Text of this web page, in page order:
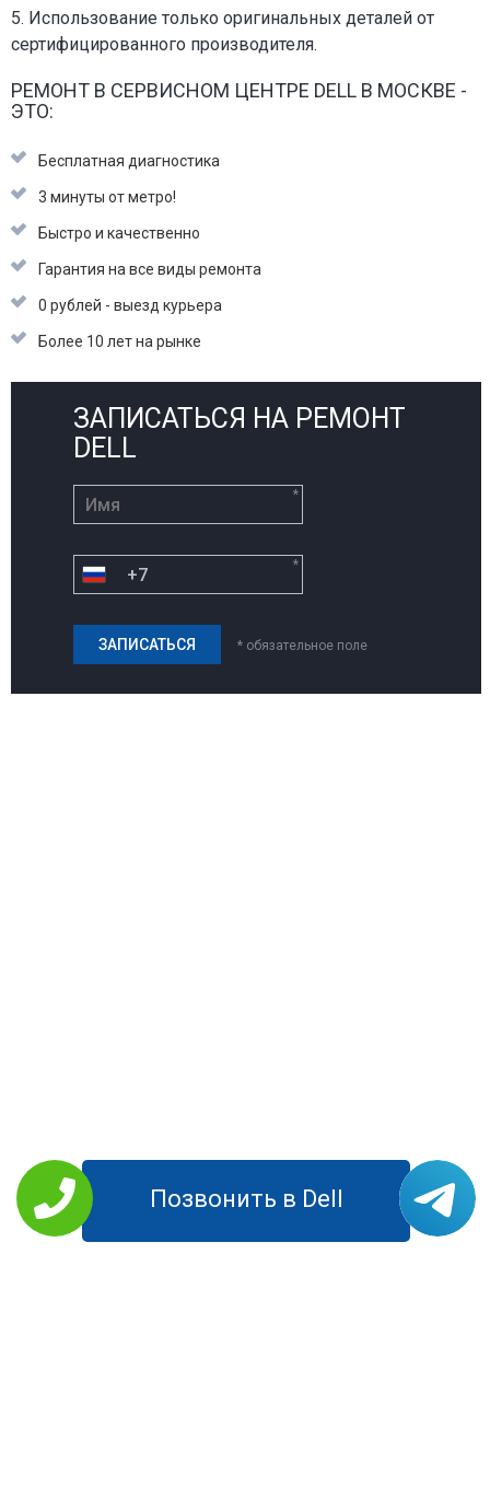
5. Использование только оригинальных деталей от
сертифицированного производителя.
РЕМОНТ В СЕРВИСНОМ ЦЕНТРЕ DELL В МОСКВЕ -
ЭТО:
Бесплатная диагностика
3 минуты от метро!
Быстро и качественно
Гарантия на все виды ремонта
0 рублей - выезд курьера
Более 10 лет на рынке
ЗАПИСАТЬСЯ НА РЕМОНТ
DELL
*
*
* обязательное поле
Позвонить в Dell